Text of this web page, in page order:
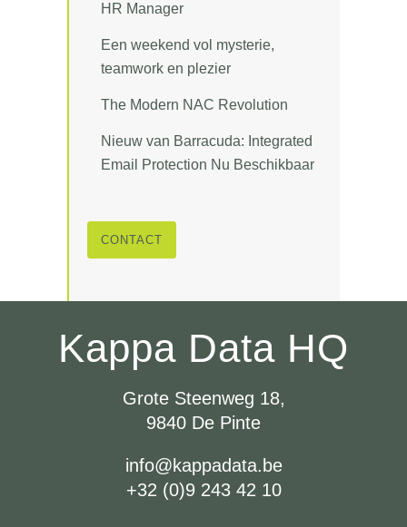
HR Manager
Een weekend vol mysterie,
teamwork en plezier
The Modern NAC Revolution
Nieuw van Barracuda: Integrated
Email Protection Nu Beschikbaar
CONTACT
Kappa Data HQ
Grote Steenweg 18,
9840 De Pinte
info@kappadata.be
+32 (0)9 243 42 10